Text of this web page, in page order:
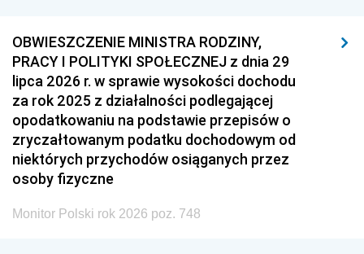
OBWIESZCZENIE MINISTRA RODZINY,
PRACY I POLITYKI SPOŁECZNEJ z dnia 29
lipca 2026 r. w sprawie wysokości dochodu
za rok 2025 z działalności podlegającej
opodatkowaniu na podstawie przepisów o
zryczałtowanym podatku dochodowym od
niektórych przychodów osiąganych przez
osoby fizyczne
Monitor Polski rok 2026 poz. 748